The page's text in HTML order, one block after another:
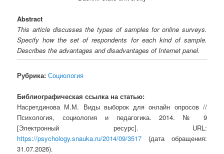
Abstract
This article discusses the types of samples for online surveys.
Specify how the set of respondents for each kind of sample.
Describes the advantages and disadvantages of Internet panel.
Рубрика: Социология
Библиографическая ссылка на статью:
Насретдинова М.М. Виды выборок для онлайн опросов //
Психология, социология и педагогика. 2014. № 9
[Электронный ресурс]. URL:
https://psychology.snauka.ru/2014/09/3517 (дата обращения:
31.07.2026).